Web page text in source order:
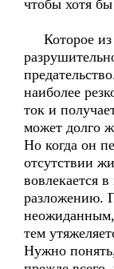
чтобы хотя
Которое из
наиболее
ток и
может долго
Но когда он
отсутствии
вовлекается в
разложению.
тем
Нужно